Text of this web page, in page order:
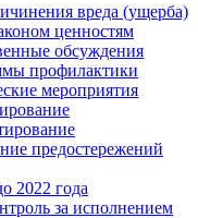
вреда (ущерба)
ценностям
обсуждения
профилактики
мероприятия
предостережений
2022 года
за исполнением